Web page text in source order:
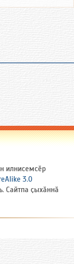
илнисемсӗр
3.0
Сайтпа ҫыхӑннӑ